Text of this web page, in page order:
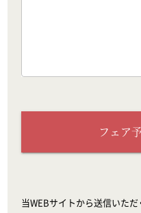
フェア
当WEBサイトから送信いた